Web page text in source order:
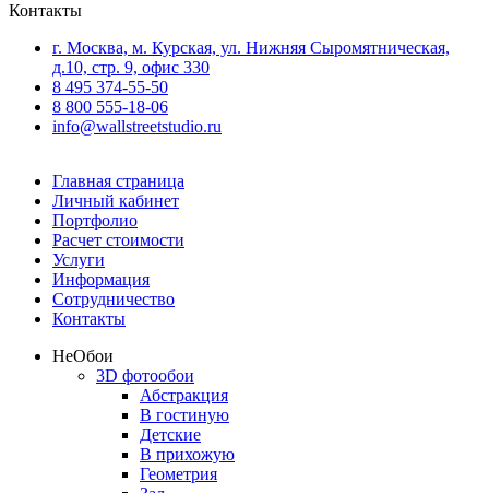
Контакты
г. Москва, м. Курская, ул. Нижняя Сыромятническая,
д.10, стр. 9, офис 330
8 495 374-55-50
8 800 555-18-06
info@wallstreetstudio.ru
Главная страница
Личный кабинет
Портфолио
Расчет стоимости
Услуги
Информация
Сотрудничество
Контакты
НеОбои
3D фотообои
Абстракция
В гостиную
Детские
В прихожую
Геометрия